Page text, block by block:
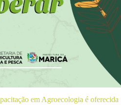
em Agroecologia é oferecida